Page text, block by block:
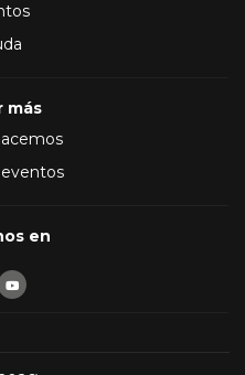
más
en